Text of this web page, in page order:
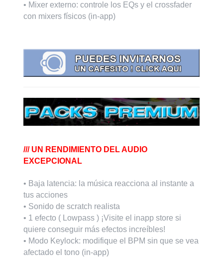
• Mixer externo: controle los EQs y el crossfader
con mixers físicos (in-app)
/// UN RENDIMIENTO DEL AUDIO
EXCEPCIONAL
• Baja latencia: la música reacciona al instante a
tus acciones
• Sonido de scratch realista
• 1 efecto ( Lowpass ) ¡Visite el inapp store si
quiere conseguir más efectos increíbles!
• Modo Keylock: modifique el BPM sin que se vea
afectado el tono (in-app)